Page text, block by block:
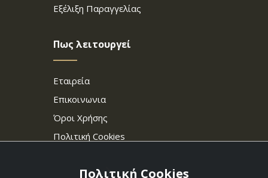
Εξέλιξη Παραγγελίας
Πως λειτουργεί
Εταιρεία
Επικοινωνια
Όροι Χρήσης
Πολιτική Cookies
Πολιτική Cookies